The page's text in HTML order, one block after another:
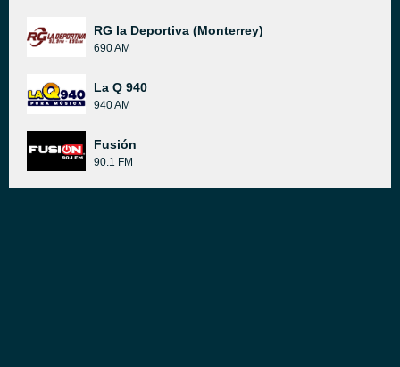
RG la Deportiva (Monterrey)
690 AM
La Q 940
940 AM
Fusión
90.1 FM